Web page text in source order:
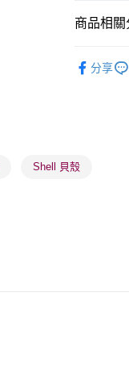
順豐自助
商品相關
分享
Shell 貝殼